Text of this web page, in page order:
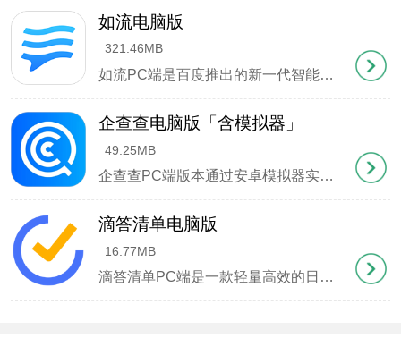
如流电脑版
321.46MB
如流PC端是百度推出的新一代智能协同办公平台，前身为广为人知的 "百度Hi "。这款软件采用极简设计理念，界面布局科学合理，智能分组的企业通讯录让人员查找变得轻而易举。平台深度整合企业级应用生态，既支持百度官方应用，也开放企业自定义功能模块，配合精准的消息推送系统，确保重要通知直达每位员工。更值得一提的是，如流采用银行级数据加密技术，配合百度安全团队的全天
企查查电脑版「含模拟器」
49.25MB
企查查PC端版本通过安卓模拟器实现在Windows系统上运行，作为专业的企业征信数据服务平台，其集成了海量工商信息数据库，支持多维度的企业信用查询和商业关系图谱分析。平台采用智能化的数据同步系统与分布式计算技术，保障了企业信息的动态更新与核验精准度。凭借数亿级的企业数据储备和超3亿的用户规模，无论是竞品分析、信用核查还是供应链管理，都能为用户提供深度数
滴答清单电脑版
16.77MB
滴答清单PC端是一款轻量高效的日程管理工具，专为现代职场人士打造。它能帮助用户系统化地记录待办事项与工作任务，通过智能化的任务管理功能，让重要事项清晰呈现，助力用户科学规划时间，确保每项计划都能按时完成。软件内置直观的日历视图，支持周视图 月视图自由切换，用户不仅能随时掌握近期安排，还能通过简单的拖拽操作灵活调整日程。更支持多人协作功能，无论是任务分配